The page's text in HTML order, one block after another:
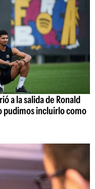
a la salida de Ronald
pudimos incluirlo como